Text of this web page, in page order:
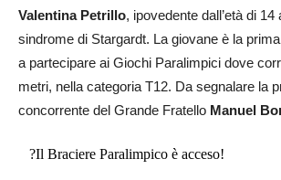
Valentina Petrillo, ipovedente dall’età di
sindrome di Stargardt. La giovane è la
a partecipare ai Giochi Paralimpici dove
metri, nella categoria T12. Da segnalare la
concorrente del Grande Fratello Manuel
?Il Braciere Paralimpico è acceso!